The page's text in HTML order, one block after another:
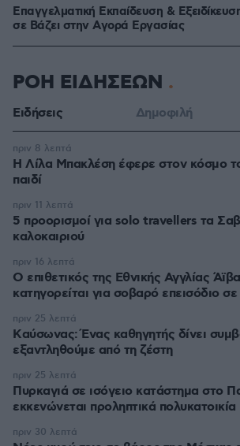
Επαγγελματική Εκπαίδευση &
σε Bάζει στην Aγορά Eργασίας
ΡΟΗ ΕΙΔΗΣΕΩΝ
Ειδήσεις Δημοφιλή
Η Λίλα Μπακλέση έφερε στον κόσμο
παιδί
πριν 8 λεπτά
5 προορισμοί για solo travellers τα
καλοκαιριού
πριν 11 λεπτά
Ο επιθετικός της Εθνικής Αγγλίας
κατηγορείται για σοβαρό επεισόδιο
πριν 16 λεπτά
Kαύσωνας: Ένας καθηγητής δίνει
εξαντληθούμε από τη ζέστη
πριν 25 λεπτά
Πυρκαγιά σε ισόγειο κατάστημα στο
εκκενώνεται προληπτικά πολυκατοικία
πριν 25 λεπτά
πριν 30 λεπτά